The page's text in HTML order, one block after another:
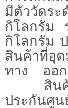
มีตัววัดร
กิโลกรัม
กิโลกรัม
สินค้าที่อุ
ทาง ออก
สินค้าข
ประกันศูน